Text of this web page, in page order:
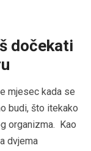
dočekati
mjesec kada se
budi, što itekako
organizma. Kao
dvjema